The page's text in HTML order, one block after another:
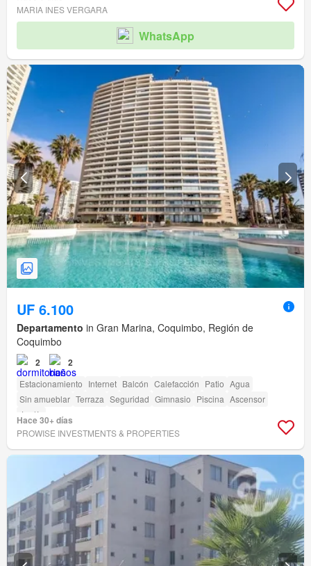
Ascensor Jardín Conserje
Acceso para personas con discapacidad Cancha de tenis
MARIA INES VERGARA
WhatsApp
UF 6.100
Departamento in Gran Marina, Coquimbo, Región de
Coquimbo
2 2
Estacionamiento Internet Balcón Calefacción Patio Agua
Sin amueblar Terraza Seguridad Gimnasio Piscina Ascensor
Jardín
Hace 30+ días
PROWISE INVESTMENTS & PROPERTIES